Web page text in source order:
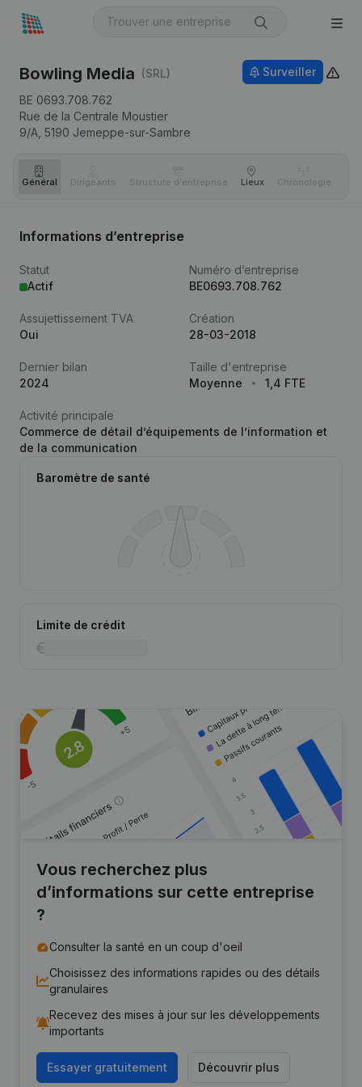
Bowling Media (SRL)
BE 0693.708.762
Rue de la Centrale Moustier
9/A, 5190 Jemeppe-sur-Sambre
Surveiller
Général Dirigeants Structure d'entreprise Lieux Chronologie
Informations d’entreprise
Statut
Actif
Numéro d’entreprise
BE0693.708.762
Assujettissement TVA
Oui
Création
28-03-2018
Dernier bilan
2024
Taille d'entreprise
Moyenne
1,4 FTE
Activité principale
Commerce de détail d’équipements de l’information et
de la communication
Baromètre de santé
Limite de crédit
Vous recherchez plus
d’informations sur cette entreprise
?
Consulter la santé en un coup d'oeil
Choisissez des informations rapides ou des détails
granulaires
Recevez des mises à jour sur les développements
importants
Essayer gratuitement Découvrir plus